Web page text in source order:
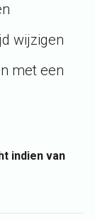
wijzigen
met een
indien van